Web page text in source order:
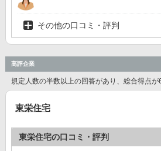
その他の口コミ・評判
高評企業
規定人数の半数以上の回答があり、総合得点が
東栄住宅
東栄住宅の口コミ・評判